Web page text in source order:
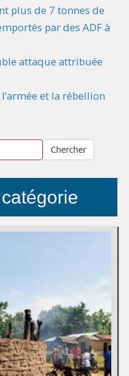
plus de 7 tonnes de
par des ADF à
attaque attribuée
et la rébellion
Chercher